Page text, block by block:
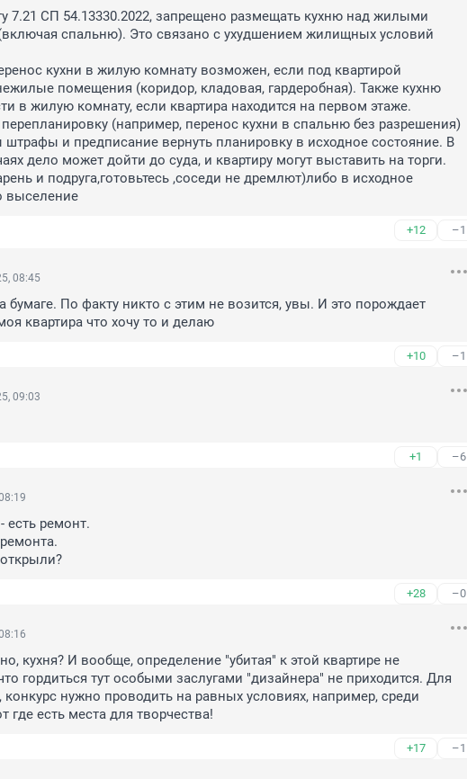
7.21 СП 54.13330.2022, запрещено размещать кухню над жилыми
спальню). Это связано с ухудшением жилищных условий
кухни в жилую комнату возможен, если под квартирой
помещения (коридор, кладовая, гардеробная). Также кухню
в жилую комнату, если квартира находится на первом этаже.
(например, перенос кухни в спальню без разрешения)
штрафы и предписание вернуть планировку в исходное состояние. В
дело может дойти до суда, и квартиру могут выставить на торги.
и подруга,готовьтесь ,соседи не дремлют)либо в исходное
выселение
+12 –1
08:45
бумаге. По факту никто с этим не возится, увы. И это порождает
квартира что хочу то и делаю
+10 –1
09:03
+1 –6
есть ремонт.
+28 –0
кухня? И вообще, определение "убитая" к этой квартире не
гордиться тут особыми заслугами "дизайнера" не приходится. Для
конкурс нужно проводить на равных условиях, например, среди
где есть места для творчества!
+17 –1